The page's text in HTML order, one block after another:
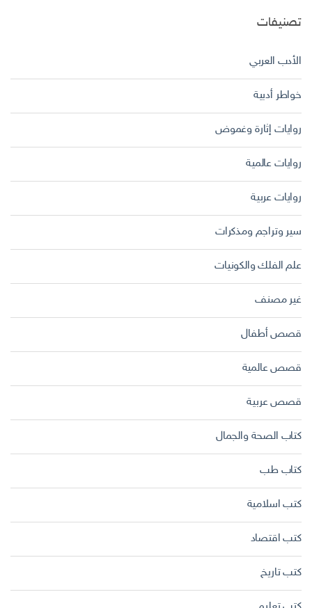
تصنيفات
الأدب العربي
خواطر أدبية
روايات إثارة وغموض
روايات عالمية
روايات عربية
سير وتراجم ومذكرات
علم الفلك والكونيات
غير مصنف
قصص أطفال
قصص عالمية
قصص عربية
كتاب الصحة والجمال
كتاب طب
كتب اسلامية
كتب اقتصاد
كتب تاريخ